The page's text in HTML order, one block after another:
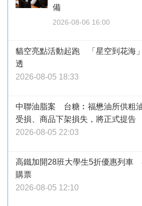
備
2026-08-06 16:00
貓空亮點活動起跑 「星空到花海
透
2026-08-05 18:33
中聯油脂案 台糖︰福懋油所供粗
受損、商品下架損失，將正式提告
2026-08-05 22:03
高鐵加開28班大學生5折優惠列車
購票
2026-08-05 12:10